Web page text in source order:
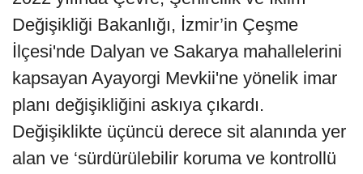
Değişikliği Bakanlığı, İzmir’in Çeşme
İlçesi'nde Dalyan ve Sakarya mahallelerini
kapsayan Ayayorgi Mevkii'ne yönelik imar
planı değişikliğini askıya çıkardı.
Değişiklikte üçüncü derece sit alanında yer
alan ve ‘sürdürülebilir koruma ve kontrollü